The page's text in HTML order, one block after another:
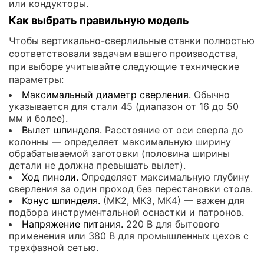
или кондукторы.
Как выбрать правильную модель
Чтобы вертикально-сверлильные станки полностью
соответствовали задачам вашего производства,
при выборе учитывайте следующие технические
параметры:
Максимальный диаметр сверления. Обычно
указывается для стали 45 (диапазон от 16 до 50
мм и более).
Вылет шпинделя. Расстояние от оси сверла до
колонны — определяет максимальную ширину
обрабатываемой заготовки (половина ширины
детали не должна превышать вылет).
Ход пиноли. Определяет максимальную глубину
сверления за один проход без перестановки стола.
Конус шпинделя. (МК2, МК3, МК4) — важен для
подбора инструментальной оснастки и патронов.
Напряжение питания. 220 В для бытового
применения или 380 В для промышленных цехов с
трехфазной сетью.